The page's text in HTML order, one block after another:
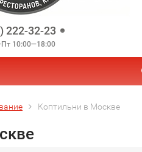
222-32-23
10:00—18:00
Коптильни в Москве